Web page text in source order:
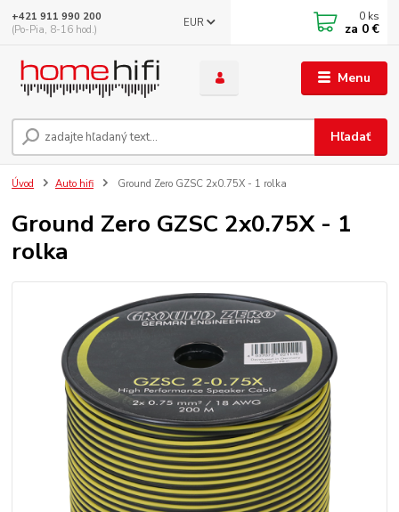
Menu
EUR
Hľadať
+421 911 990 200
(Po-Pia, 8-16 hod.)
0 ks
za 0 €
Úvod Auto hifi Ground Zero GZSC 2x0.75X - 1 rolka
Ground Zero GZSC 2x0.75X - 1
rolka